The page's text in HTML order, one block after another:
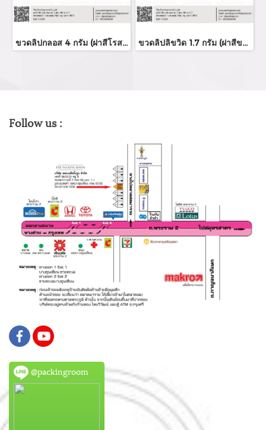
ขวดลิปกลอส 4 กรัม (ฝาสีโรสโกล์ด) ขวดลิปลิขวิด 1.7 กรัม (ฝาสีขาว)
Follow us :
@packingroom